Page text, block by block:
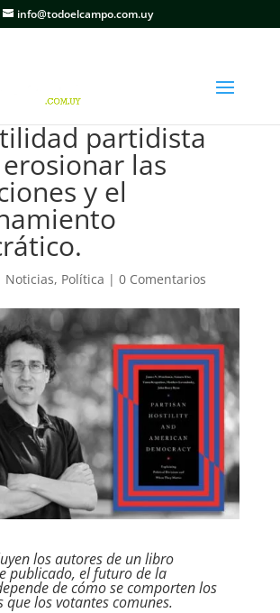
info@todoelcampo.com.uy
partidista
las
y el
Noticias, Política | 0 Comentarios
los autores de un libro
publicado, el futuro de la
de cómo se comporten los
que los votantes comunes.